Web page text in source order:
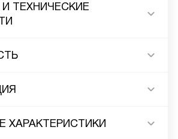
ТЕХНИЧЕСКИЕ
ХАРАКТЕРИСТИКИ